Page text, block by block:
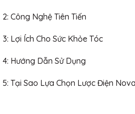
2: Công Nghệ Tiên Tiến
3: Lợi Ích Cho Sức Khỏe Tóc
4: Hướng Dẫn Sử Dụng
5: Tại Sao Lựa Chọn Lược Điện